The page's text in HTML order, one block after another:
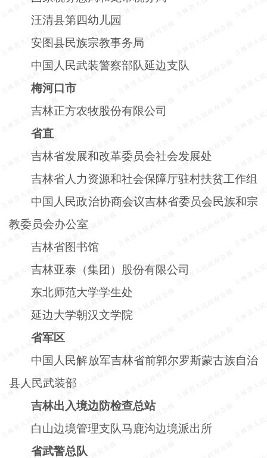
汪清县第四幼儿园
安图县民族宗教事务局
中国人民武装警察部队延边支队
梅河口市
吉林正方农牧股份有限公司
省直
吉林省发展和改革委员会社会发展处
吉林省人力资源和社会保障厅驻村扶贫工作组
中国人民政治协商会议吉林省委员会民族和宗
教委员会办公室
吉林省图书馆
吉林亚泰（集团）股份有限公司
东北师范大学学生处
延边大学朝汉文学院
省军区
中国人民解放军吉林省前郭尔罗斯蒙古族自治
县人民武装部
吉林出入境边防检查总站
白山边境管理支队马鹿沟边境派出所
省武警总队